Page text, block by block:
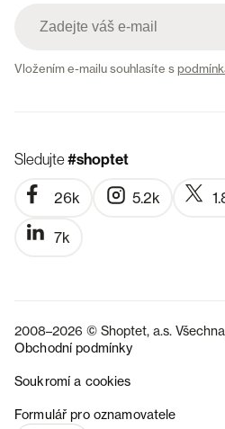
Vložením e-mailu souhlasíte s
Sledujte#shoptet
26k 5.2k
7k
2008–2026 © Shoptet, a.s.
Obchodní podmínky
Soukromí a cookies
Formulář pro oznamovatele